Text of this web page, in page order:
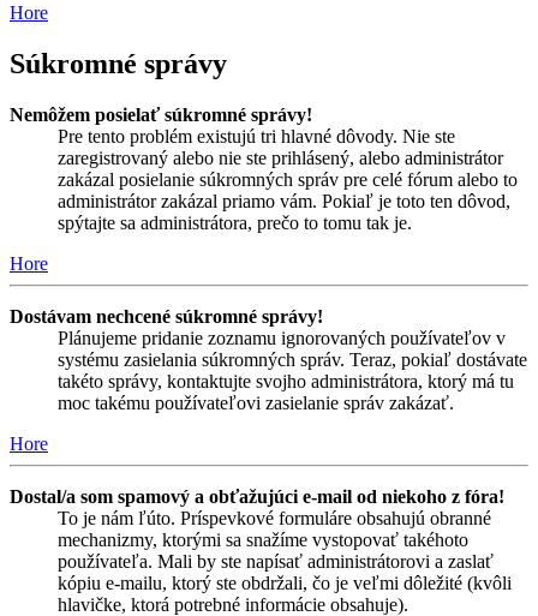
Hore
Súkromné správy
Nemôžem posielať súkromné správy!
Pre tento problém existujú tri hlavné dôvody. Nie ste
zaregistrovaný alebo nie ste prihlásený, alebo administrátor
zakázal posielanie súkromných správ pre celé fórum alebo to
administrátor zakázal priamo vám. Pokiaľ je toto ten dôvod,
spýtajte sa administrátora, prečo to tomu tak je.
Hore
Dostávam nechcené súkromné správy!
Plánujeme pridanie zoznamu ignorovaných používateľov v
systému zasielania súkromných správ. Teraz, pokiaľ dostávate
takéto správy, kontaktujte svojho administrátora, ktorý má tu
moc takému používateľovi zasielanie správ zakázať.
Hore
Dostal/a som spamový a obťažujúci e-mail od niekoho z fóra!
To je nám ľúto. Príspevkové formuláre obsahujú obranné
mechanizmy, ktorými sa snažíme vystopovať takéhoto
používateľa. Mali by ste napísať administrátorovi a zaslať
kópiu e-mailu, ktorý ste obdržali, čo je veľmi dôležité (kvôli
hlavičke, ktorá potrebné informácie obsahuje).